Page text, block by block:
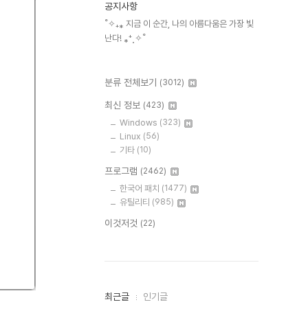
공지사항
˚✧₊⁎ 지금 이 순간, 나의 아름다움은 가장 빛
난다! ⁎⁺˳✧˚
분류 전체보기 (3012)
최신 정보 (423)
Windows (323)
Linux (56)
기타 (10)
프로그램 (2462)
한국어 패치 (1477)
유틸리티 (985)
이것저것 (22)
최
최근글 인기글